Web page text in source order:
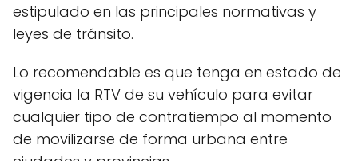
estipulado en las principales normativas y
leyes de tránsito.
Lo recomendable es que tenga en estado de
vigencia la RTV de su vehículo para evitar
cualquier tipo de contratiempo al momento
de movilizarse de forma urbana entre